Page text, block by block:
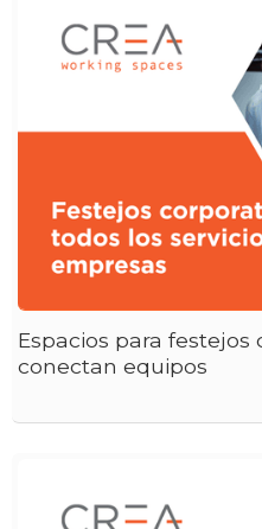
Espacios para festejos
conectan equipos